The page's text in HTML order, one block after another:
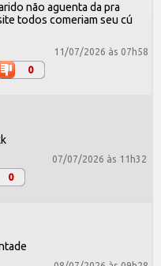
não aguenta da pra
todos comeriam seu cú
11/07/2026 às 07h58
0
07/07/2026 às 11h32
0